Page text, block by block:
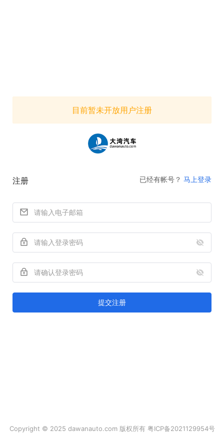
目前暂未开放用户注册
注册 已经有帐号？ 马上登录
提交注册
Copyright © 2025 dawanauto.com 版权所有 粤ICP备2021129954号